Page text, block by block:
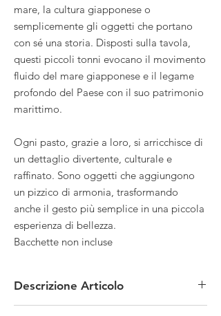
mare, la cultura giapponese o
semplicemente gli oggetti che portano
con sé una storia. Disposti sulla tavola,
questi piccoli tonni evocano il movimento
fluido del mare giapponese e il legame
profondo del Paese con il suo patrimonio
marittimo.
Ogni pasto, grazie a loro, si arricchisce di
un dettaglio divertente, culturale e
raffinato. Sono oggetti che aggiungono
un pizzico di armonia, trasformando
anche il gesto più semplice in una piccola
esperienza di bellezza.
Bacchette non incluse
Descrizione Articolo